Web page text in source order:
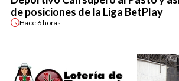
de posiciones de la Liga BetPlay
Hace 6 horas